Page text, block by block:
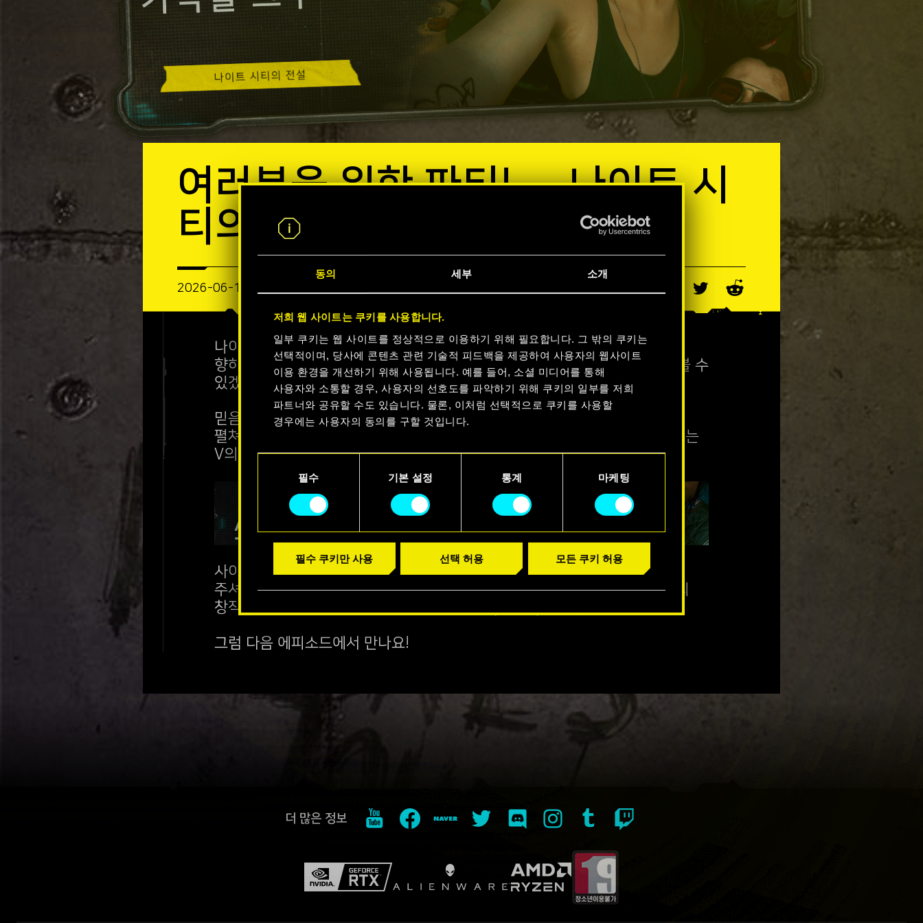
동의 세부 소개
저희 웹 사이트는 쿠키를 사용합니다.
일부 쿠키는 웹 사이트를 정상적으로 이용하기 위해 필요합니다. 그 밖의 쿠키는
선택적이며, 당사에 콘텐츠 관련 기술적 피드백을 제공하여 사용자의 웹사이트
이용 환경을 개선하기 위해 사용됩니다. 예를 들어, 소셜 미디어를 통해
사용자와 소통할 경우, 사용자의 선호도를 파악하기 위해 쿠키의 일부를 저희
파트너와 공유할 수도 있습니다. 물론, 이처럼 선택적으로 쿠키를 사용할
경우에는 사용자의 동의를 구할 것입니다.
쿠키 사용에 관한 세부 사항이나 관련 설정은 아래의 "Settings" 메뉴에서 확인할
수 있습니다.
필수 기본 설정 통계 마케팅
필수 쿠키만 사용 선택 허용 모든 쿠키 허용
여러분을 위한 파티! — 나이트 시
티의 전설: 영원히 기억될 크
2026-06-11
나이트 시티에서 살아남으려면, 등을 맡길 수 있는 사람이 필요합니다. 큰물로
향하는 여정에서 V는 특별한 동료들을 모았습니다. 영원히 기억될 크루라고 볼 수
있겠죠!
믿음직한 조력자부터 강렬한 개성을 지닌 인물들까지, 이들은 꿈의 도시에서
펼쳐진 V의 여정에 큰 영향을 미쳤습니다. 이번 여러분을 위한 파티! 에피소드는
V의 기쁨과 시련의 순간을 함께한 전설적인 크루에게 바칩니다.
사이버펑크 2077을 향한 여러분의 애정을 언제나 가장 창의적으로 표현해
주셔서 감사합니다. 갤러리에서 더 많은 작품도 확인해 보세요. 물론, 여러분의
창작물도 이곳에 공유해 주셔도 좋습니다:
그럼 다음 에피소드에서 만나요!
더 많은 정보